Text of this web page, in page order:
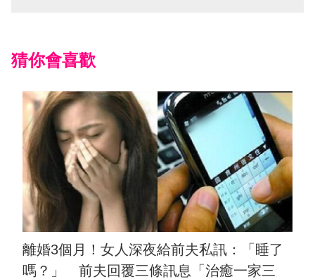
猜你會喜歡
離婚3個月！女人深夜給前夫私訊：「睡了
嗎？」 前夫回覆三條訊息「治癒一家三